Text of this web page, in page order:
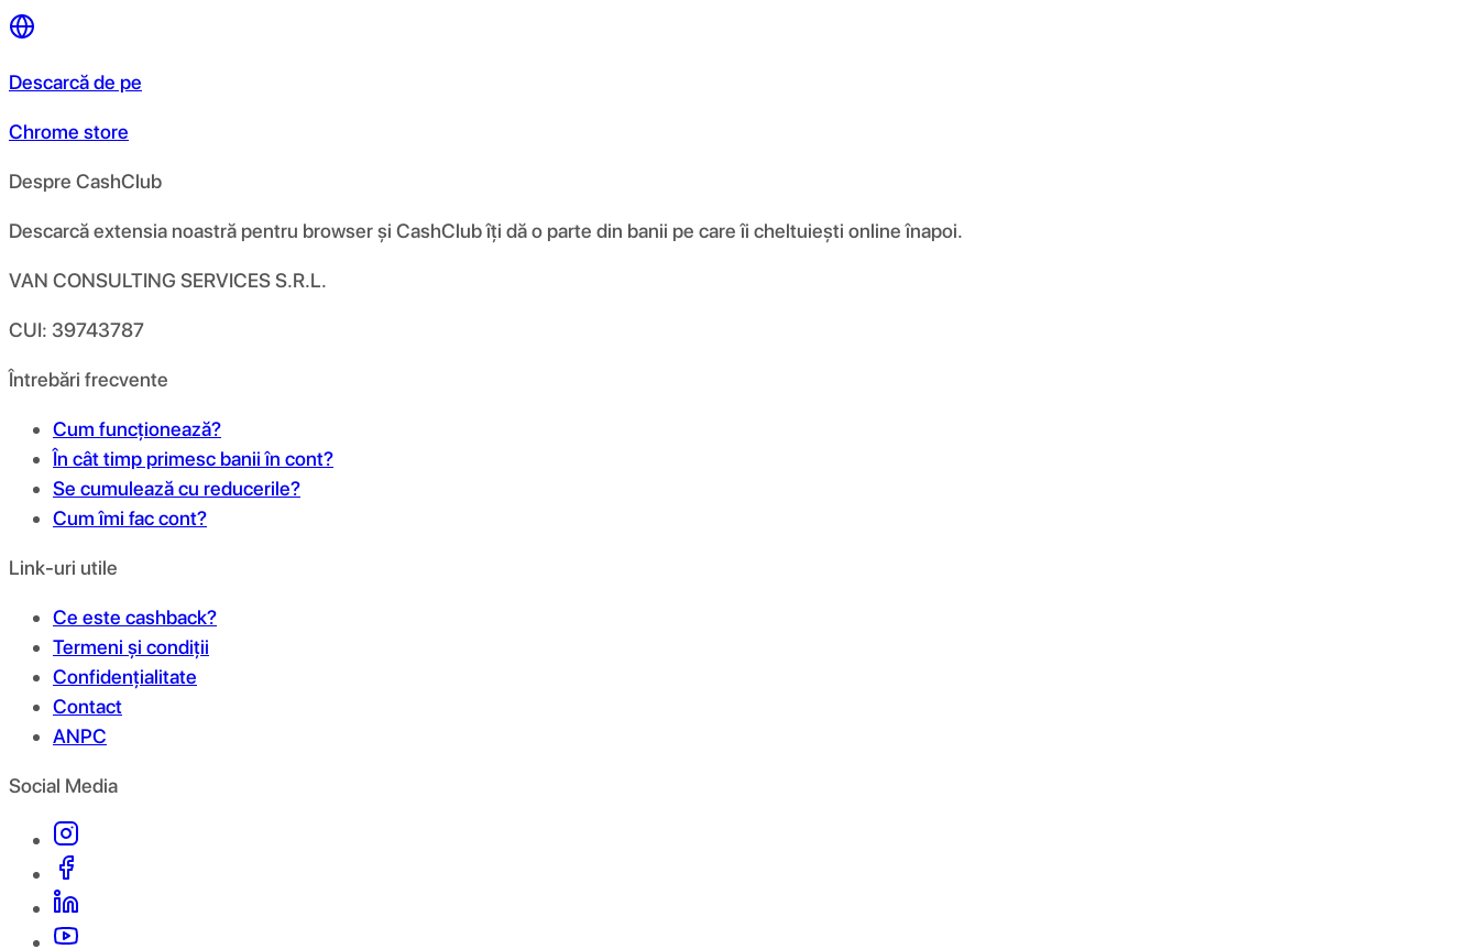
Descarcă de pe
Chrome store
Despre CashClub
Descarcă extensia noastră pentru browser și CashClub îți dă o parte din banii pe care îi cheltuiești online înapoi.
VAN CONSULTING SERVICES S.R.L.
CUI: 39743787
Întrebări frecvente
Cum funcționează?
În cât timp primesc banii în cont?
Se cumulează cu reducerile?
Cum îmi fac cont?
Link-uri utile
Ce este cashback?
Termeni și condiții
Confidențialitate
Contact
ANPC
Social Media